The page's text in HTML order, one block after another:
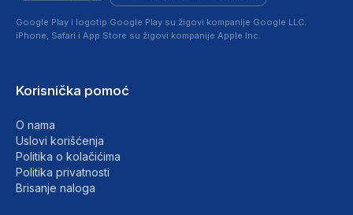
Google Play i logotip Google Play su žigovi kompanije Google LLC.
iPhone, Safari i App Store su žigovi kompanije Apple Inc.
Korisnička pomoć
O nama
Uslovi korišćenja
Politika o kolačićima
Politika privatnosti
Brisanje naloga